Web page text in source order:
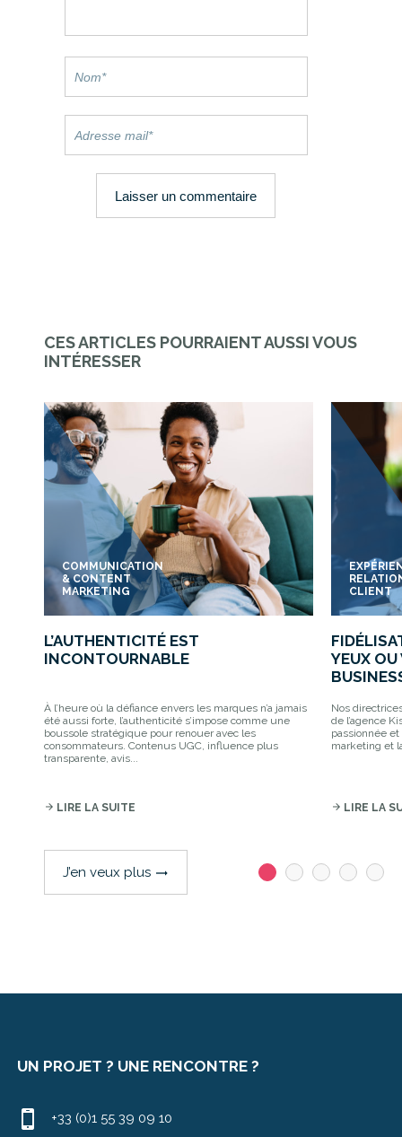
CES ARTICLES POURRAIENT AUSSI VOUS
INTÉRESSER
COMMUNICATION
& CONTENT
MARKETING
L’AUTHENTICITÉ EST
INCONTOURNABLE
À l’heure où la défiance envers les marques n’a jamais
été aussi forte, l’authenticité s’impose comme une
boussole stratégique pour renouer avec les
consommateurs. Contenus UGC, influence plus
transparente, avis...
arrow_forward LIRE LA SUITE
CLIENT
YEUX OU
Nos
de l’agence
passionnée
marketing et
arrow_forward LIRE LA
J’en veux plus trending_flat
UN PROJET ? UNE RENCONTRE ?
+33 (0)1 55 39 09 10